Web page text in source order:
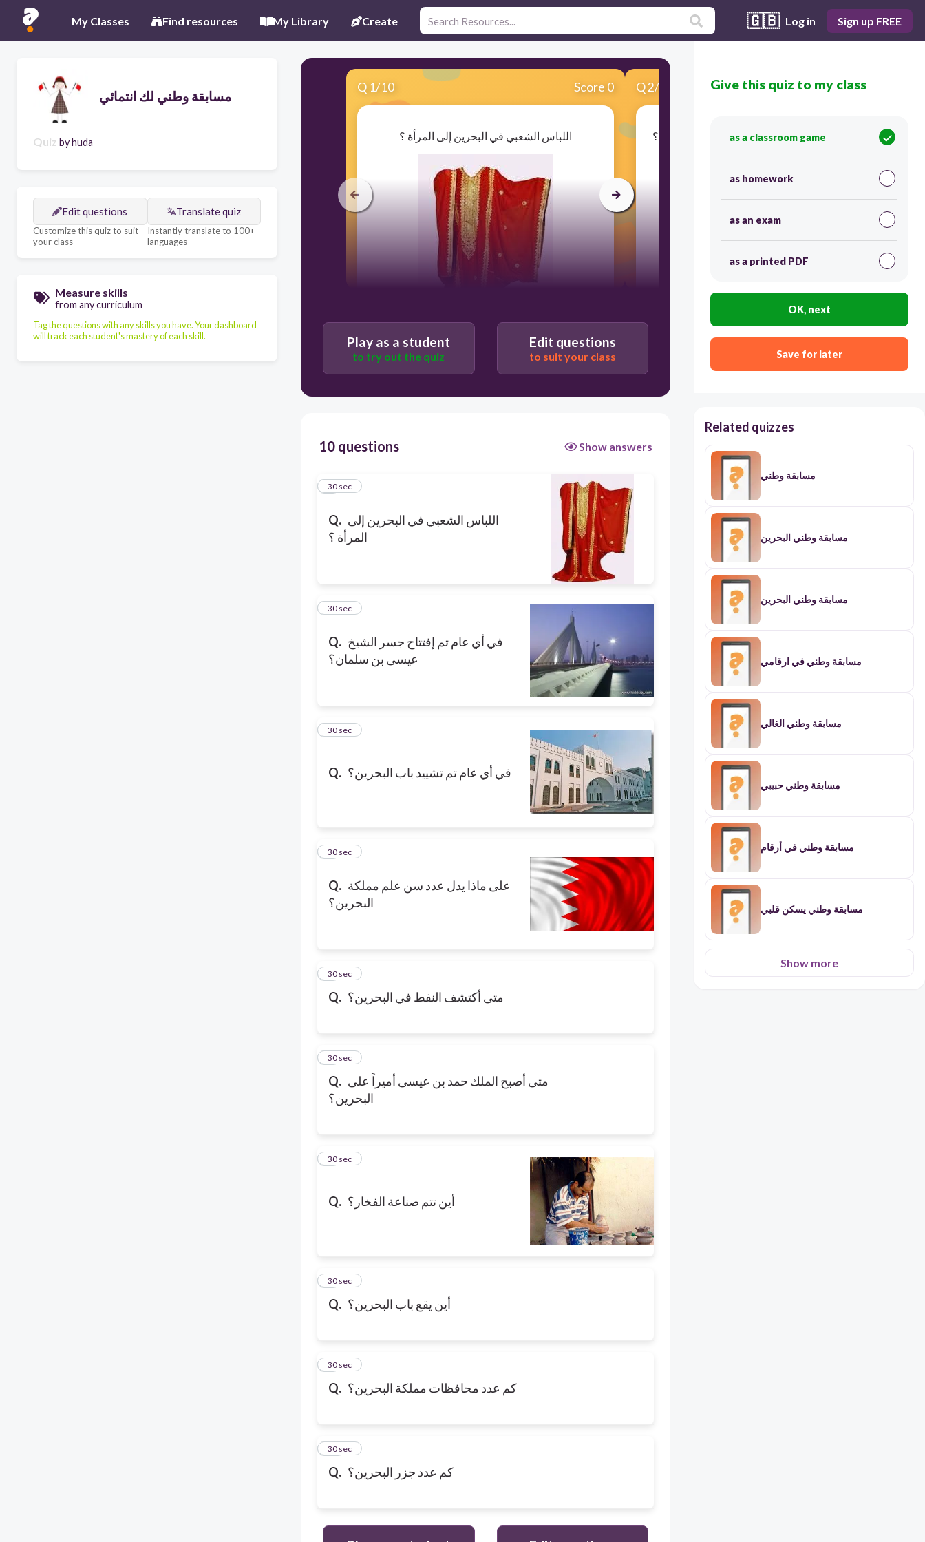
My Classes Find resources My Library Create 🇬🇧 Log in Sign up FREE
مسابقة وطني لك انتمائي
Quiz byhuda
Edit questions
Customize this quiz to suit
your class
Translate quiz
Instantly translate to 100+
languages
Measure skills
from any curriculum
Tag the questions with any skills you have. Your dashboard
will track each student's mastery of each skill.
Q 1/10 Score 0
اللباس الشعبي في البحرين إلى المرأة ؟
Q2/10 Score 0
في أي عام تم إفتتاح جسر الشيخ عيسى بن سلمان؟
2004م Play as a student
to try out the quiz
Edit questions
to suit your class
10 questions Show answers
Q. اللباس الشعبي في البحرين إلى
المرأة ؟
1
30 sec
Q. في أي عام تم إفتتاح جسر الشيخ
عيسى بن سلمان؟
2
30 sec
Q. في أي عام تم تشييد باب البحرين؟
3
30 sec
Q. على ماذا يدل عدد سن علم مملكة
البحرين؟
4
30 sec
Q. متى أكتشف النفط في البحرين؟
5
30 sec
Q. متى أصبح الملك حمد بن عيسى أميراً على
البحرين؟
6
30 sec
Q. أين تتم صناعة الفخار؟
7
30 sec
Q. أين يقع باب البحرين؟
8
30 sec
Q. كم عدد محافظات مملكة البحرين؟
9
30 sec
Q. كم عدد جزر البحرين؟
10
30 sec
Give this quiz to my class
as a classroom game
as homework
as an exam
as a printed PDF
OK, next
Save for later
Related quizzes
مسابقة وطني
مسابقة وطني البحرين
مسابقة وطني البحرين
مسابقة وطني في ارقامي
مسابقة وطني الغالي
مسابقة وطني حبيبي
مسابقة وطني في أرقام
مسابقة وطني يسكن قلبي
Show more